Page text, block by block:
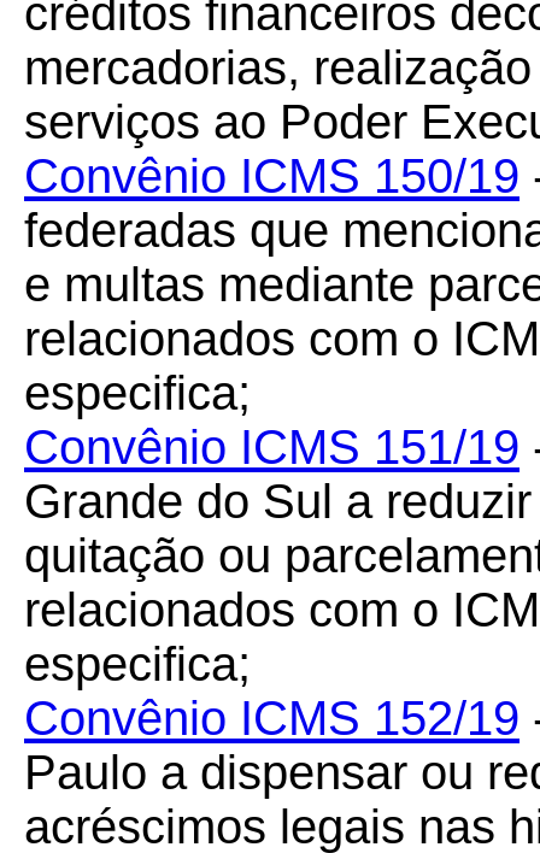
créditos financeiros
mercadorias,
serviços ao Poder
Convênio ICMS 150/19
federadas que
e multas mediante
relacionados com o
especifica;
Convênio ICMS 151/19
Grande do Sul a
quitação ou
relacionados com o
especifica;
Convênio ICMS 152/19
Paulo a dispensar ou
acréscimos legais nas